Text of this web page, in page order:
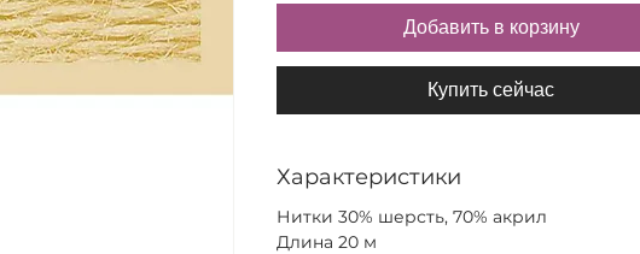
Добавить в корзину
Купить сейчас
Характеристики
Нитки 30% шерсть, 70% акрил
Длина 20 м